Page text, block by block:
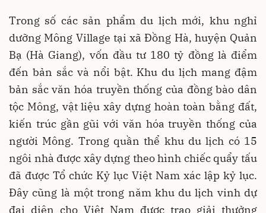
Trong số các sản phẩm du lịch mới, khu nghỉ
dưỡng Mông Village tại xã Đồng Hà, huyện Quản
Bạ (Hà Giang), vốn đầu tư 180 tỷ đồng là điểm
đến bản sắc và nổi bật. Khu du lịch mang đậm
bản sắc văn hóa truyền thống của đồng bào dân
tộc Mông, vật liệu xây dựng hoàn toàn bằng đất,
kiến trúc gần gũi với văn hóa truyền thống của
người Mông. Trong quần thể khu du lịch có 15
ngôi nhà được xây dựng theo hình chiếc quẩy tấu
đã được Tổ chức Kỷ lục Việt Nam xác lập kỷ lục.
Đây cũng là một trong năm khu du lịch vinh dự
đại diện cho Việt Nam được trao giải thưởng